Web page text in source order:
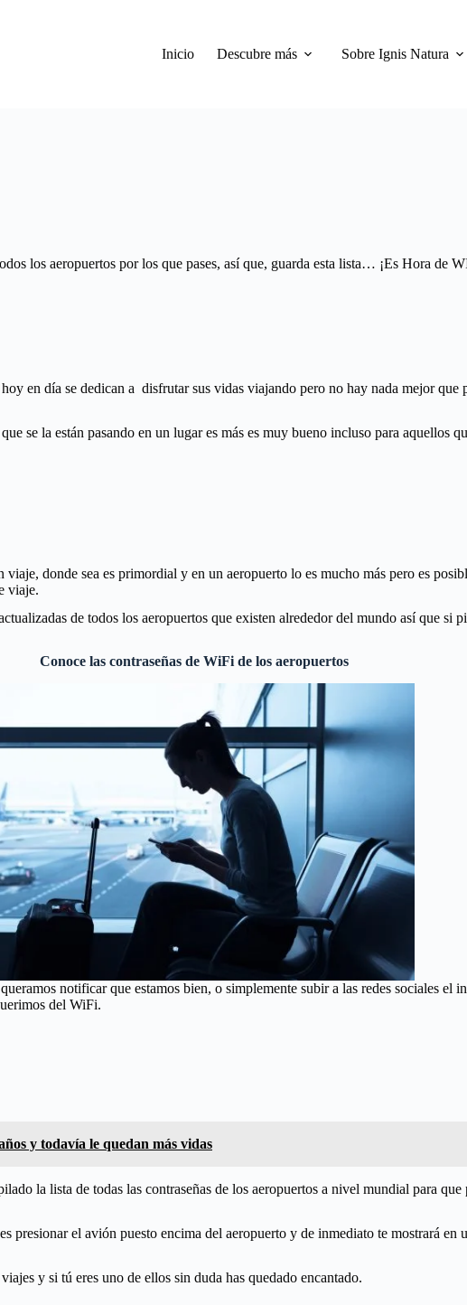
Inicio
Descubre más Sobre Ignis Natura
los aeropuertos por los que pases, así que, guarda esta lista… ¡Es Hora de
en día se dedican a disfrutar sus vidas viajando pero no hay nada mejor
se la están pasando en un lugar es más es muy bueno incluso para aquellos
donde sea es primordial y en un aeropuerto lo es mucho más pero es
viaje.
de todos los aeropuertos que existen alrededor del mundo así que si
Conoce las contraseñas de WiFi de los aeropuertos
notificar que estamos bien, o simplemente subir a las redes sociales el
del WiFi.
y todavía le quedan más vidas
la lista de todas las contraseñas de los aeropuertos a nivel mundial para
presionar el avión puesto encima del aeropuerto y de inmediato te mostrará
y si tú eres uno de ellos sin duda has quedado encantado.